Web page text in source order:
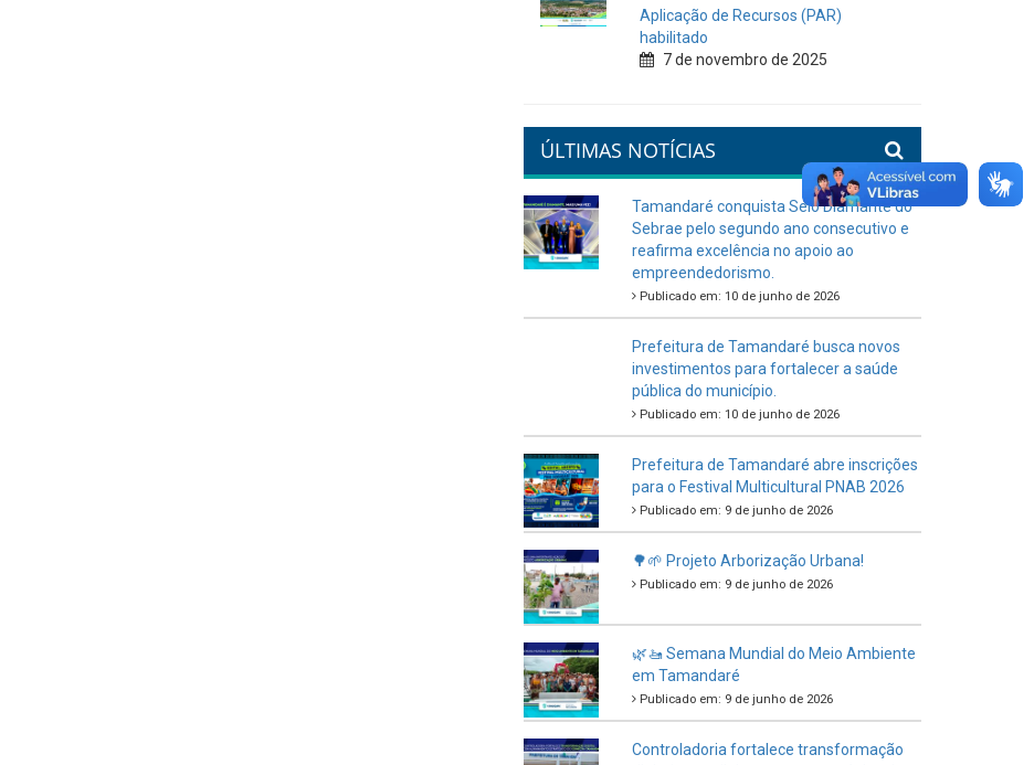
Aplicação de Recursos (PAR)
habilitado
7 de novembro de 2025
ÚLTIMAS NOTÍCIAS
Tamandaré conquista Selo Diamante do
Sebrae pelo segundo ano consecutivo e
reafirma excelência no apoio ao
empreendedorismo.
Publicado em: 10 de junho de 2026
Prefeitura de Tamandaré busca novos
investimentos para fortalecer a saúde
pública do município.
Publicado em: 10 de junho de 2026
Prefeitura de Tamandaré abre inscrições
para o Festival Multicultural PNAB 2026
Publicado em: 9 de junho de 2026
🌳🌱 Projeto Arborização Urbana!
Publicado em: 9 de junho de 2026
🌿🚤 Semana Mundial do Meio Ambiente
em Tamandaré
Publicado em: 9 de junho de 2026
Controladoria fortalece transformação